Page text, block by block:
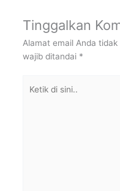
Tinggalkan
Alamat email Anda
wajib ditandai *